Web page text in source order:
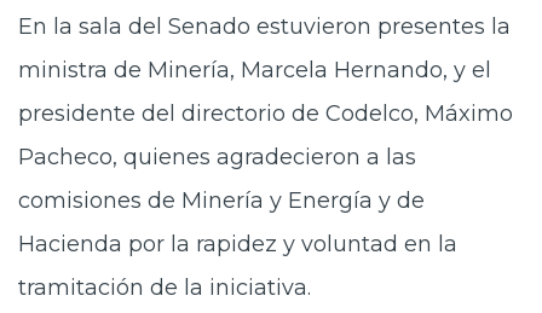
En la sala del Senado estuvieron presentes la
ministra de Minería, Marcela Hernando, y el
presidente del directorio de Codelco, Máximo
Pacheco, quienes agradecieron a las
comisiones de Minería y Energía y de
Hacienda por la rapidez y voluntad en la
tramitación de la iniciativa.